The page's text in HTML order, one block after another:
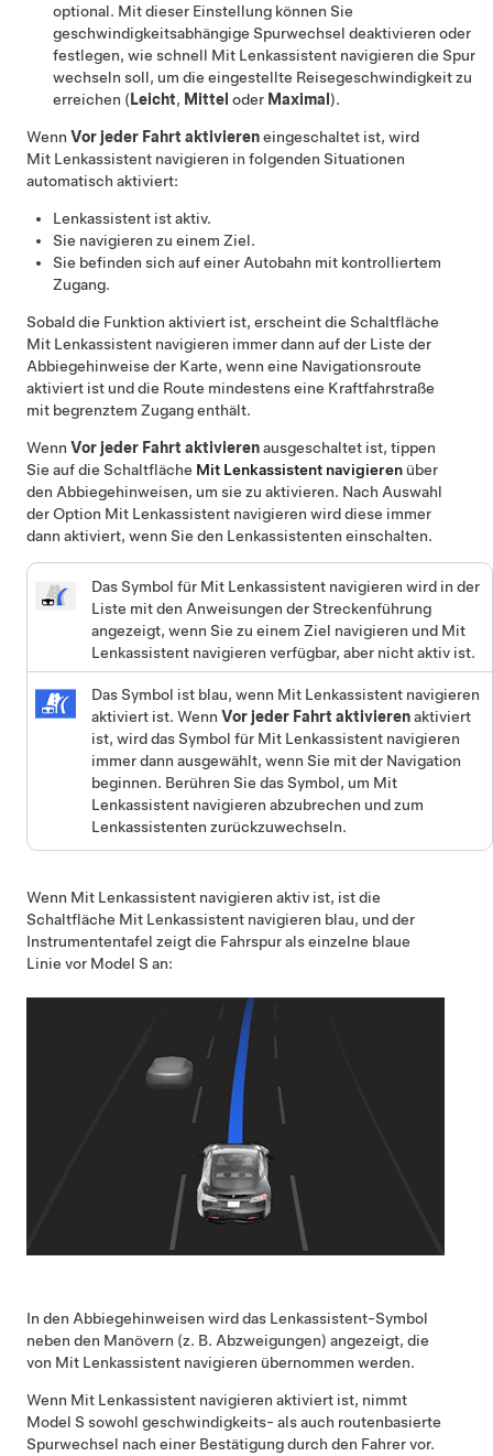
optional. Mit dieser Einstellung können Sie
geschwindigkeitsabhängige Spurwechsel deaktivieren oder
festlegen, wie schnell Mit Lenkassistent navigieren die Spur
wechseln soll, um die eingestellte Reisegeschwindigkeit zu
erreichen ( Leicht, Mittel oder Maximal ).
Wenn Vor jeder Fahrt aktiviereneingeschaltet ist, wird
Mit Lenkassistent navigieren in folgenden Situationen
automatisch aktiviert:
Lenkassistent ist aktiv.
Sie navigieren zu einem Ziel.
Sie befinden sich auf einer Autobahn mit kontrolliertem
Zugang.
Sobald die Funktion aktiviert ist, erscheint die Schaltfläche
Mit Lenkassistent navigieren immer dann auf der Liste der
Abbiegehinweise der Karte, wenn eine Navigationsroute
aktiviert ist und die Route mindestens eine Kraftfahrstraße
mit begrenztem Zugang enthält.
Wenn Vor jeder Fahrt aktivierenausgeschaltet ist, tippen
Sie auf die Schaltfläche Mit Lenkassistent navigieren über
den Abbiegehinweisen, um sie zu aktivieren. Nach Auswahl
der Option Mit Lenkassistent navigieren wird diese immer
dann aktiviert, wenn Sie den Lenkassistenten einschalten.
Das Symbol für Mit Lenkassistent navigieren wird in der
Liste mit den Anweisungen der Streckenführung
angezeigt, wenn Sie zu einem Ziel navigieren und Mit
Lenkassistent navigieren verfügbar, aber nicht aktiv ist.
Das Symbol ist blau, wenn Mit Lenkassistent navigieren
aktiviert ist. WennVor jeder Fahrt aktivierenaktiviert
ist, wird das Symbol für Mit Lenkassistent navigieren
immer dann ausgewählt, wenn Sie mit der Navigation
beginnen. Berühren Sie das Symbol, um Mit
Lenkassistent navigieren abzubrechen und zum
Lenkassistenten zurückzuwechseln.
Wenn Mit Lenkassistent navigieren aktiv ist, ist die
Schaltfläche Mit Lenkassistent navigieren blau, und der
Instrumententafel zeigt die Fahrspur als einzelne blaue
Linie vor Model S an:
In den Abbiegehinweisen wird das Lenkassistent-Symbol
neben den Manövern (z. B. Abzweigungen) angezeigt, die
von Mit Lenkassistent navigieren übernommen werden.
Wenn Mit Lenkassistent navigieren aktiviert ist, nimmt
Model S sowohl geschwindigkeits- als auch routenbasierte
Spurwechsel nach einer Bestätigung durch den Fahrervor.